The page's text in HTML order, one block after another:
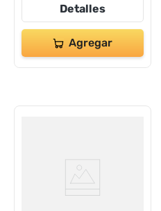
Detalles
Agregar